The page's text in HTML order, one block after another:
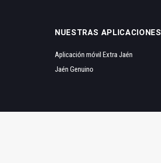
NUESTRAS APLICACIONES
Aplicación móvil Extra Jaén
Jaén Genuino